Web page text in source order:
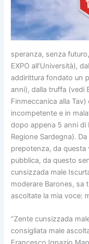
speranza, senza
EXPO all’Università),
addirittura fondato un
anni), dalla truffa (vedi
Finmeccanica alla
incompetente e in
dopo appena 5 anni di
Regione Sardegna).
prepotenza, da
pubblica, da questo
cunsizzada male
moderare Barones, sa
ascoltate la mia voce:
“Zente cunsizzada
consigliata male